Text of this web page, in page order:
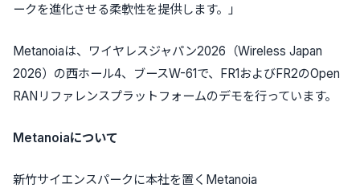
ークを進化させる柔軟性を提供します。」
Metanoiaは、ワイヤレスジャパン2026（Wireless Japan
2026）の西ホール4、ブースW-61で、FR1およびFR2のOpen
RANリファレンスプラットフォームのデモを行っています。
Metanoiaについて
新竹サイエンスパークに本社を置くMetanoia